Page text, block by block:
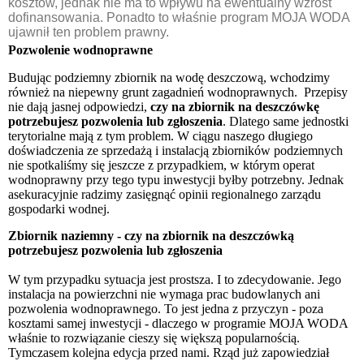
kosztów, jednak nie ma to wpływu na ewentualny wzrost
dofinansowania. Ponadto to właśnie program MOJA WODA
ujawnił ten problem prawny.
Pozwolenie wodnoprawne
Budując podziemny zbiornik na wodę deszczową, wchodzimy
również na niepewny grunt zagadnień wodnoprawnych. Przepisy
nie dają jasnej odpowiedzi, czy na zbiornik na deszczówkę
potrzebujesz pozwolenia lub zgłoszenia. Dlatego same jednostki
terytorialne mają z tym problem. W ciągu naszego długiego
doświadczenia ze sprzedażą i instalacją zbiorników podziemnych
nie spotkaliśmy się jeszcze z przypadkiem, w którym operat
wodnoprawny przy tego typu inwestycji byłby potrzebny. Jednak
asekuracyjnie radzimy zasięgnąć opinii regionalnego zarządu
gospodarki wodnej.
Zbiornik naziemny - czy na zbiornik na deszczówką
potrzebujesz pozwolenia lub zgłoszenia
W tym przypadku sytuacja jest prostsza. I to zdecydowanie. Jego
instalacja na powierzchni nie wymaga prac budowlanych ani
pozwolenia wodnoprawnego. To jest jedna z przyczyn - poza
kosztami samej inwestycji - dlaczego w programie MOJA WODA
właśnie to rozwiązanie cieszy się większą popularnością.
Tymczasem kolejna edycja przed nami. Rząd już zapowiedział